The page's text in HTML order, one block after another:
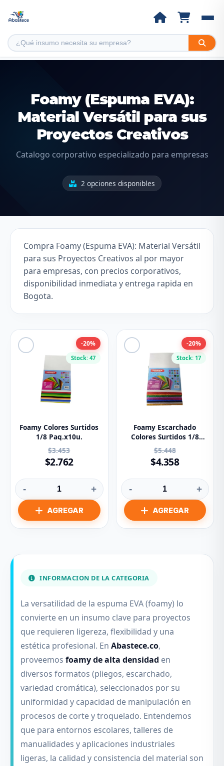
Foamy (Espuma EVA):
Material Versátil para sus
Proyectos Creativos
Catalogo corporativo especializado para empresas
2 opciones disponibles
Compra Foamy (Espuma EVA): Material Versátil
para sus Proyectos Creativos al por mayor
para empresas, con precios corporativos,
disponibilidad inmediata y entrega rapida en
Bogota.
Stock: 47
-20%
Foamy Colores Surtidos
1/8 Paq.x10u.
$3.453
$2.762
- +
Stock: 17
-20%
Foamy Escarchado
Colores Surtidos 1/8
Paq.x10u.
$5.448
$4.358
- +
INFORMACION DE LA CATEGORIA
La versatilidad de la espuma EVA (foamy) lo
convierte en un insumo clave para proyectos
que requieren ligereza, flexibilidad y una
estética profesional. En Abastece.co,
proveemos foamy de alta densidad en
diversos formatos (pliegos, escarchado,
variedad cromática), seleccionados por su
uniformidad y capacidad de manipulación en
procesos de corte y troquelado. Entendemos
que para entornos escolares, talleres de
manualidades y aplicaciones industriales
ligeras, la calidad y consistencia del material son